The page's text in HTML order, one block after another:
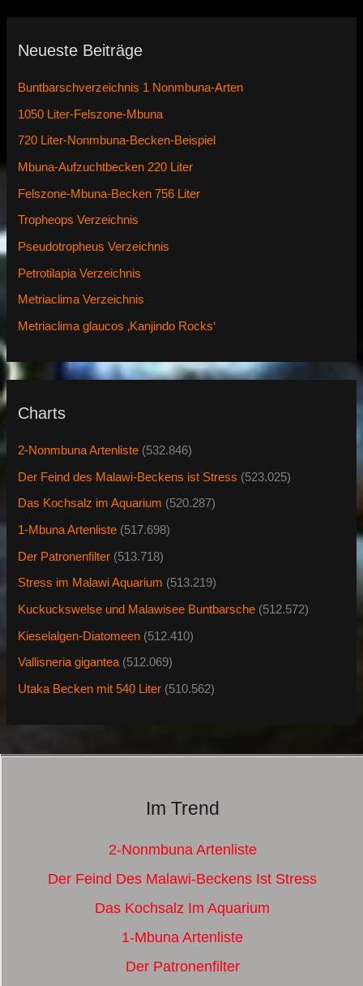
Neueste Beiträge
Buntbarschverzeichnis 1 Nonmbuna-Arten
1050 Liter-Felszone-Mbuna
720 Liter-Nonmbuna-Becken-Beispiel
Mbuna-Aufzuchtbecken 220 Liter
Felszone-Mbuna-Becken 756 Liter
Tropheops Verzeichnis
Pseudotropheus Verzeichnis
Petrotilapia Verzeichnis
Metriaclima Verzeichnis
Metriaclima glaucos ‚Kanjindo Rocks‘
Charts
2-Nonmbuna Artenliste (532.846)
Der Feind des Malawi-Beckens ist Stress (523.025)
Das Kochsalz im Aquarium (520.287)
1-Mbuna Artenliste (517.698)
Der Patronenfilter (513.718)
Stress im Malawi Aquarium (513.219)
Kuckuckswelse und Malawisee Buntbarsche (512.572)
Kieselalgen-Diatomeen (512.410)
Vallisneria gigantea (512.069)
Utaka Becken mit 540 Liter (510.562)
Im Trend
2-Nonmbuna Artenliste
Der Feind Des Malawi-Beckens Ist Stress
Das Kochsalz Im Aquarium
1-Mbuna Artenliste
Der Patronenfilter